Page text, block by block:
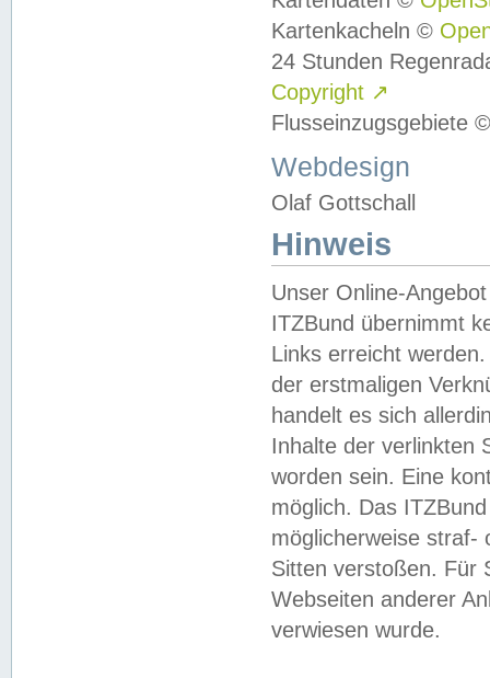
Kartenkacheln ©
24 Stunden
Copyright ↗
Flusseinzugsgebiete
Webdesign
Olaf Gottschall
Hinweis
Unser Online-
ITZBund übernimmt
Links erreicht
der erstmaligen
handelt es sich
Inhalte der verlinkten
worden sein. Eine
möglich. Das
möglicherweise straf-
Sitten verstoßen. Für
Webseiten anderer
verwiesen wurde.